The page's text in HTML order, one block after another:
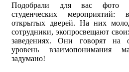
Подобрали для вас фото
студенческих мероприятий:
открытых дверей. На них
сотрудники, экопросвещают
заведениях. Они говорят на
уровень взаимопонимания
задумано!